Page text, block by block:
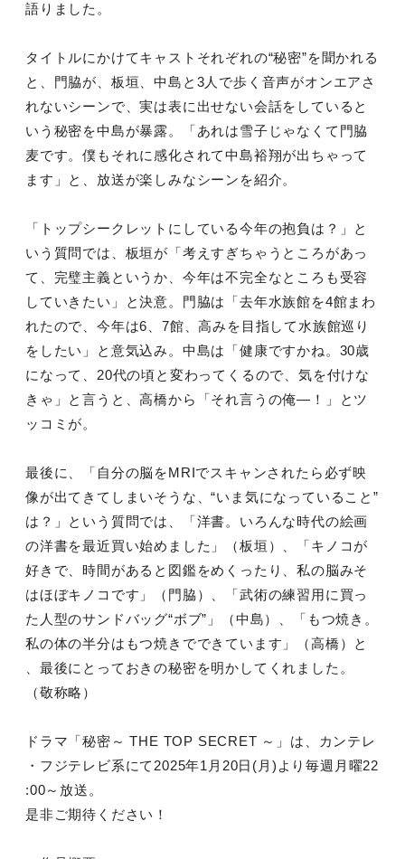
語りました。
タイトルにかけてキャストそれぞれの“秘密”を聞かれる
と、門脇が、板垣、中島と3人で歩く音声がオンエアさ
れないシーンで、実は表に出せない会話をしていると
いう秘密を中島が暴露。「あれは雪子じゃなくて門脇
麦です。僕もそれに感化されて中島裕翔が出ちゃって
ます」と、放送が楽しみなシーンを紹介。
「トップシークレットにしている今年の抱負は？」と
いう質問では、板垣が「考えすぎちゃうところがあっ
て、完璧主義というか、今年は不完全なところも受容
していきたい」と決意。門脇は「去年水族館を4館まわ
れたので、今年は6、7館、高みを目指して水族館巡り
をしたい」と意気込み。中島は「健康ですかね。30歳
になって、20代の頃と変わってくるので、気を付けな
きゃ」と言うと、高橋から「それ言うの俺―！」とツ
ッコミが。
最後に、「自分の脳をMRIでスキャンされたら必ず映
像が出てきてしまいそうな、“いま気になっていること”
は？」という質問では、「洋書。いろんな時代の絵画
の洋書を最近買い始めました」（板垣）、「キノコが
好きで、時間があると図鑑をめくったり、私の脳みそ
はほぼキノコです」（門脇）、「武術の練習用に買っ
た人型のサンドバッグ“ボブ”」（中島）、「もつ焼き。
私の体の半分はもつ焼きでできています」（高橋）と
、最後にとっておきの秘密を明かしてくれました。
（敬称略）
ドラマ「秘密～ THE TOP SECRET ～」は、カンテレ
・フジテレビ系にて2025年1月20日(月)より毎週月曜22
:00～放送。
是非ご期待ください！